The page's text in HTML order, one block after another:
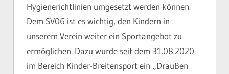
Hygienerichtlinien umgesetzt werden können.
Dem SV06 ist es wichtig, den Kindern in
unserem Verein weiter ein Sportangebot zu
ermöglichen. Dazu wurde seit dem 31.08.2020
im Bereich Kinder-Breitensport ein „Draußen